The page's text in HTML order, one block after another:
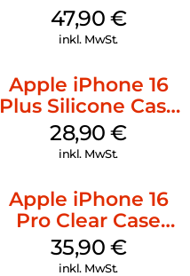
MagSafe Denim
47,90 €
inkl. MwSt.
Apple iPhone 16
Plus Silicone Case
MagSafe Black
28,90€
inkl. MwSt.
Apple iPhone 16
Pro Clear Case
MagSafe
Transparent
35,90 €
inkl. MwSt.